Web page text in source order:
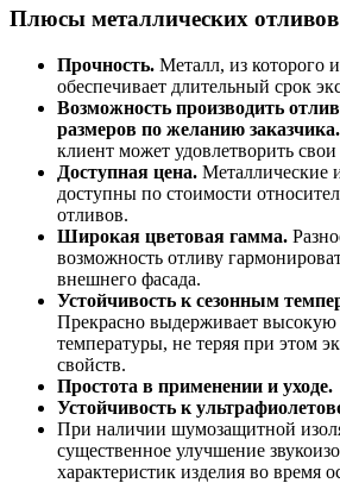
Плюсы металлических отливов
Прочность. Металл, из которого
обеспечивает длительный срок
Возможность производить
размеров по желанию заказчика.
клиент может удовлетворить
Доступная цена. Металлические
доступны по стоимости
отливов.
Широкая цветовая гамма.
возможность отливу
внешнего фасада.
Устойчивость к сезонным
Прекрасно выдерживает
температуры, не теряя при этом
свойств.
Простота в применении и уходе.
Устойчивость к
При наличии шумозащитной
существенное улучшение
характеристик изделия во время